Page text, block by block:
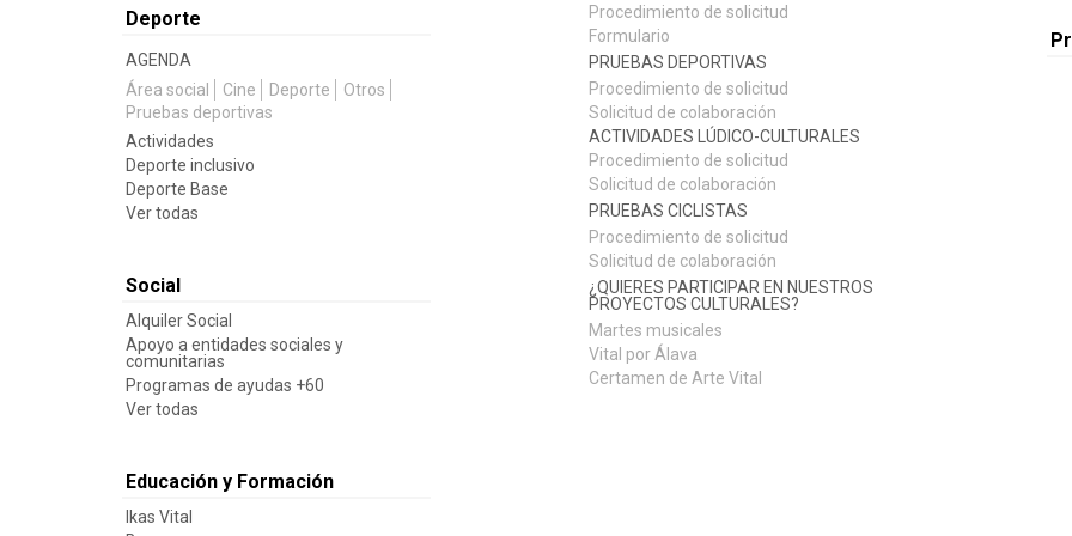
Deporte
AGENDA
Área social
Cine Deporte
Otros
Pruebas deportivas
Actividades
Deporte inclusivo
Deporte Base
Ver todas
Social
Alquiler Social
Apoyo a entidades sociales y
comunitarias
Programas de ayudas +60
Ver todas
Educación y Formación
Ikas Vital
Procedimiento de solicitud
Formulario
PRUEBAS DEPORTIVAS
Procedimiento de solicitud
Solicitud de colaboración
ACTIVIDADES LÚDICO-CULTURALES
Procedimiento de solicitud
Solicitud de colaboración
PRUEBAS CICLISTAS
Procedimiento de solicitud
Solicitud de colaboración
¿QUIERES PARTICIPAR EN NUESTROS
PROYECTOS CULTURALES?
Martes musicales
Vital por Álava
Certamen de Arte Vital